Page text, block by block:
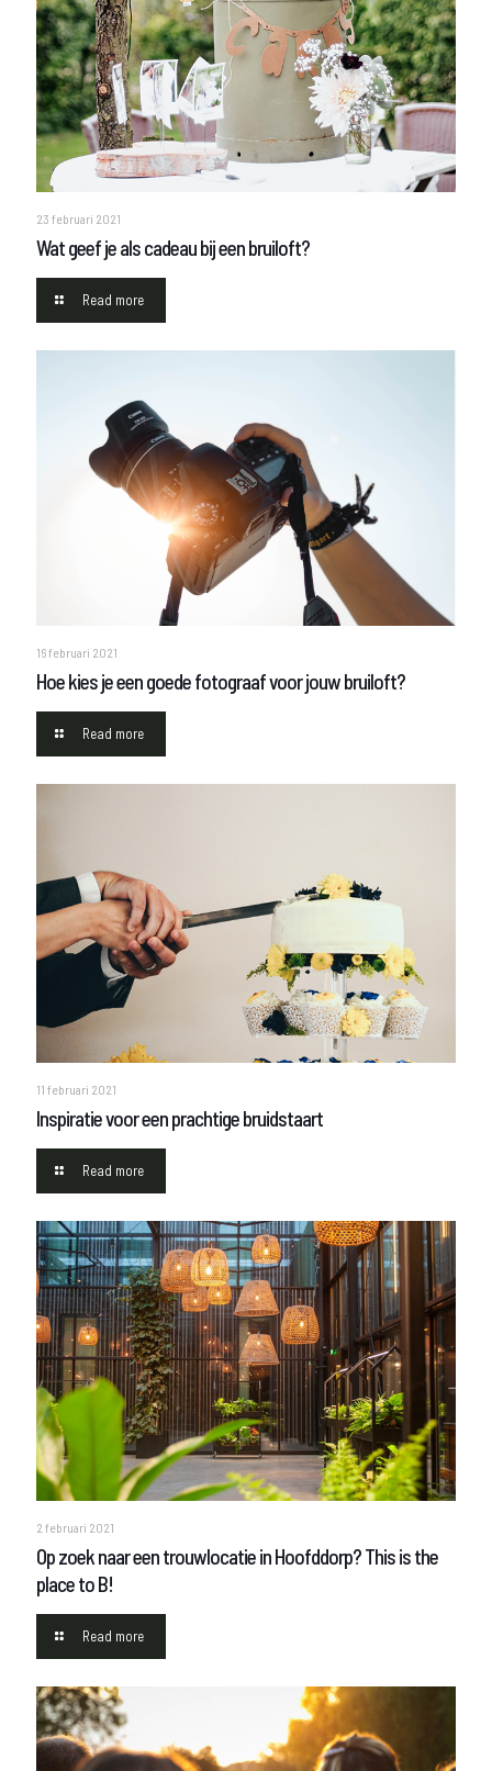
23 februari 2021
Wat geef je als cadeau bij een bruiloft?
Read more
16 februari 2021
Hoe kies je een goede fotograaf voor jouw bruiloft?
Read more
11 februari 2021
Inspiratie voor een prachtige bruidstaart
Read more
2 februari 2021
Op zoek naar een trouwlocatie in Hoofddorp? This is the
place to B!
Read more